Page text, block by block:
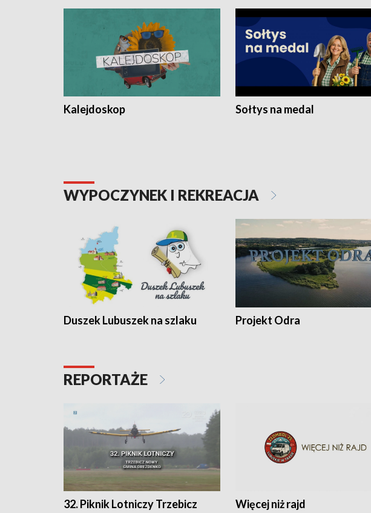
Kalejdoskop Sołtys na medal
WYPOCZYNEK I REKREACJA
Duszek Lubuszek na szlaku Projekt Odra
REPORTAŻE
32. Piknik Lotniczy Trzebicz
Więcej niż rajd